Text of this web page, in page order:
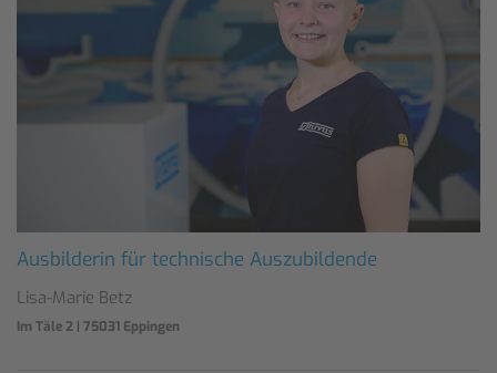
Ausbilderin für technische Auszubildende
Lisa-Marie Betz
Im Täle 2 | 75031 Eppingen